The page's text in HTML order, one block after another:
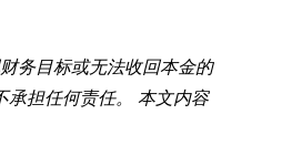
务目标或无法收回本金的
担任何责任。 本文内容